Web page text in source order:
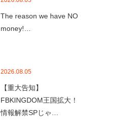
The reason we have NO
money!…
2026.08.05
【重大告知】
FBKINGDOM王国拡大！
情報解禁SPじゃ…